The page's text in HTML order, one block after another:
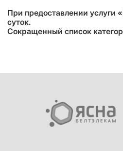
При предоставлении услуги
суток.
Сокращенный список